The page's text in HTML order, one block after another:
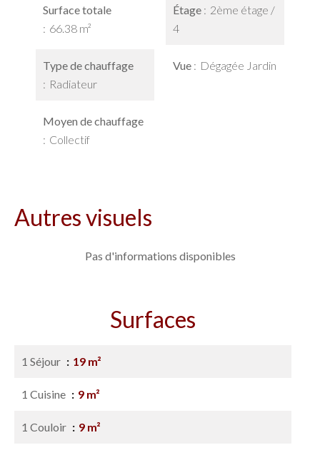
Surface totale
66.38 m²
Type de chauffage
Radiateur
Moyen de chauffage
Collectif
Étage
2ème étage /
4
Vue Dégagée Jardin
Autres visuels
Pas d'informations disponibles
Surfaces
1 Séjour 19 m²
1 Cuisine 9 m²
1 Couloir 9 m²